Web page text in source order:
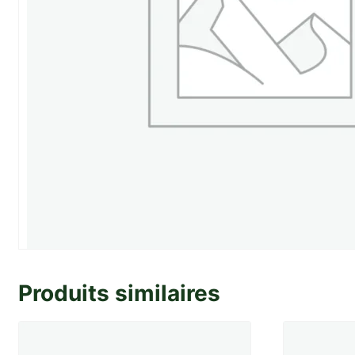
Produits similaires